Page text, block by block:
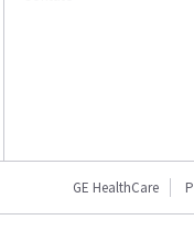
GE HealthCare